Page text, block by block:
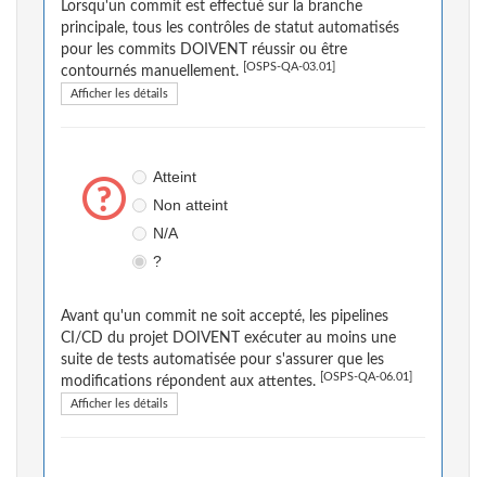
Lorsqu'un commit est effectué sur la branche
principale, tous les contrôles de statut automatisés
pour les commits DOIVENT réussir ou être
contournés manuellement.
[OSPS-QA-03.01]
Afficher les détails
Atteint
Non atteint
N/A
?
Avant qu'un commit ne soit accepté, les pipelines
CI/CD du projet DOIVENT exécuter au moins une
suite de tests automatisée pour s'assurer que les
modifications répondent aux attentes.
[OSPS-QA-06.01]
Afficher les détails